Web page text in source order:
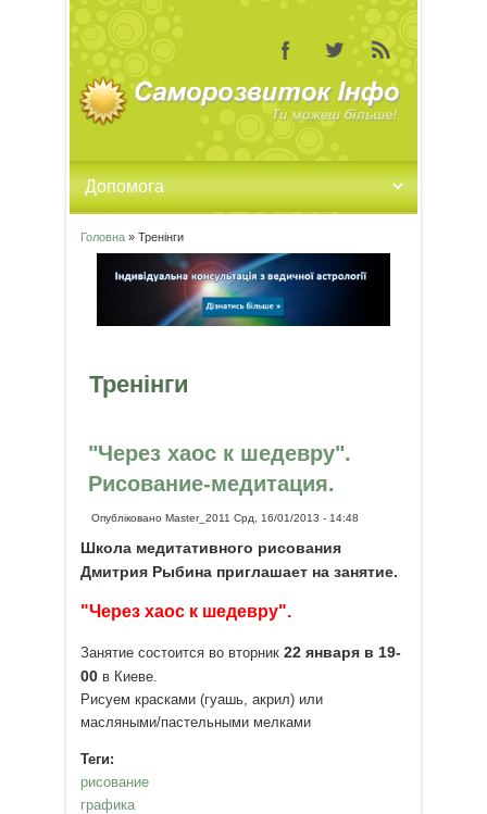
Ви є тут
Головна» Тренінги
Тренінги
"Через хаос к шедевру".
Рисование-медитация.
ОпублікованоMaster_2011 Срд, 16/01/2013 - 14:48
Школа медитативного рисования
Дмитрия Рыбина приглашает на занятие.
"Через хаос к шедевру".
Занятие состоится во вторник 22 января в 19-
00в Киеве.
Рисуем красками (гуашь, акрил) или
масляными/пастельными мелками
Теги:
рисование
графика